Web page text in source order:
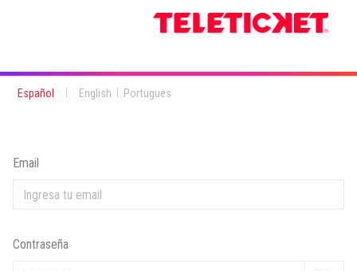
Español English Portugues
Email
Contraseña